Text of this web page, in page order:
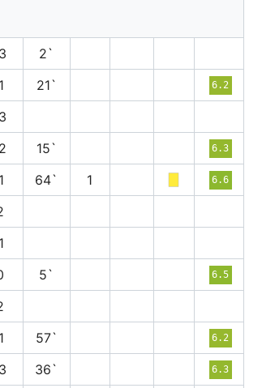
2`
21` 6.2
15` 6.3
64` 1 6.6
5` 6.5
57` 6.2
36` 6.3